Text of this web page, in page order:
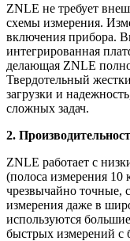
ZNLE не требует
схемы измерения.
включения прибора.
интегрированная
делающая ZNLE
Твердотельный
загрузки и
сложных задач.
2.
ZNLE работает с
(полоса измерения 10
чрезвычайно точные,
измерения даже в
используются
быстрых измерений с